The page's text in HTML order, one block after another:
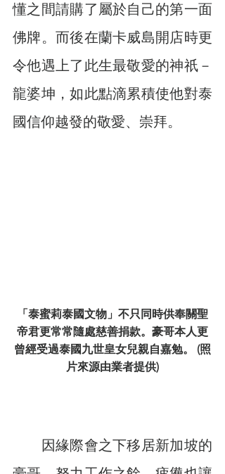
懂之間請購了屬於自己的第一面
佛牌。而後在蘭卡威島開店時更
令他遇上了此生最敬愛的神祇－
龍婆坤，如此點滴累積使他對泰
國信仰越發的敬愛、崇拜。
「泰蜜莉泰國文物」不只同時供奉關聖
帝君更常常隨處慈善捐款。豪哥本人更
曾經受過泰國九世皇女兒親自嘉勉。 (照
片來源由業者提供)
因緣際會之下移居新加坡的